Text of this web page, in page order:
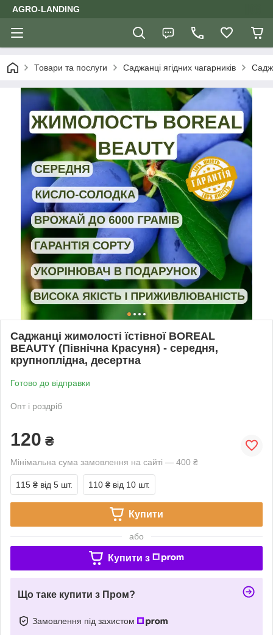
AGRO-LANDING
Товари та послуги Саджанці ягідних чагарників
Саджанці жимолості їстівної BOREAL
BEAUTY (Північна Красуня) - середня,
крупноплідна, десертна
Готово до відправки
Опт і роздріб
120 ₴
Мінімальна сума замовлення на сайті — 400 ₴
115 ₴ від 5 шт. 110 ₴ від 10 шт.
Купити
або
Купити з
Що таке купити з Пром?
Замовлення під захистом